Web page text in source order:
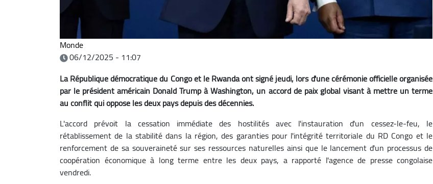
Monde
06/12/2025 - 11:07
La République démocratique du Congo et le Rwanda ont signé jeudi, lors d'une cérémonie officielle organisée
par le président américain Donald Trump à Washington, un accord de paix global visant à mettre un terme
au conflit qui oppose les deux pays depuis des décennies.
L'accord prévoit la cessation immédiate des hostilités avec l'instauration d'un cessez-le-feu, le
rétablissement de la stabilité dans la région, des garanties pour l'intégrité territoriale du RD Congo et le
renforcement de sa souveraineté sur ses ressources naturelles ainsi que le lancement d'un processus de
coopération économique à long terme entre les deux pays, a rapporté l'agence de presse congolaise
vendredi.